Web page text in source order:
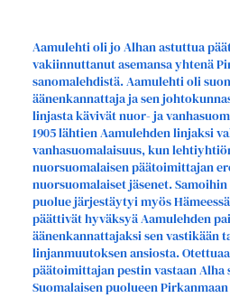
Aamulehti oli jo Alhan astuttua
vakiinnuttanut asemansa yhtenä
sanomalehdistä. Aamulehti oli
äänenkannattaja ja sen
linjasta kävivät nuor- ja
1905 lähtien Aamulehden linjaksi
vanhasuomalaisuus, kun
nuorsuomalaisen päätoimittajan
nuorsuomalaiset jäsenet.
puolue järjestäytyi myös
päättivät hyväksyä Aamulehden
äänenkannattajaksi sen vastikään
linjanmuutoksen ansiosta.
päätoimittajan pestin vastaan Alha
Suomalaisen puolueen